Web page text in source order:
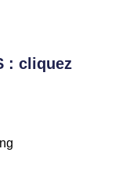
: cliquez